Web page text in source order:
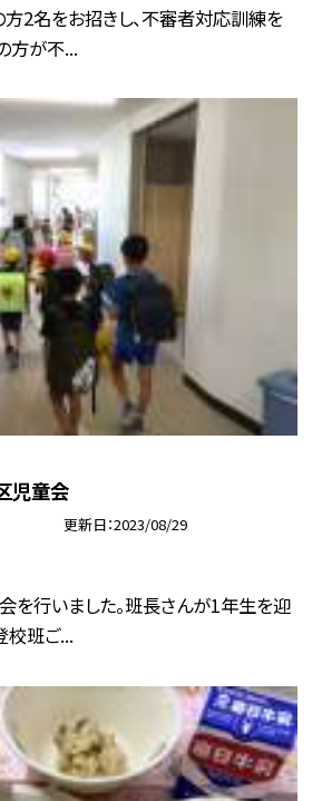
2名をお招きし、不審者対応訓練を
方が不...
児童会
更新日 2023/08/29
を行いました。班長さんが1年生を迎
校班ご...